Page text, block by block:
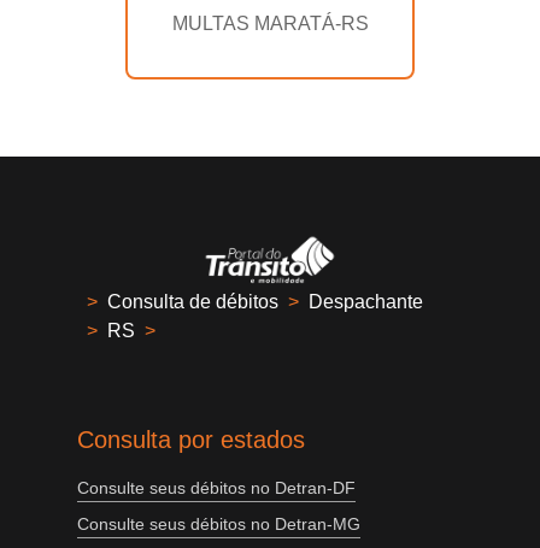
MULTAS MARATÁ-RS
> Consulta de débitos > Despachante
> RS >
Consulta por estados
Consulte seus débitos no Detran-DF
Consulte seus débitos no Detran-MG